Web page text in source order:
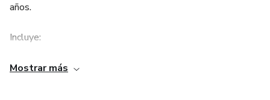
años.
Incluye:
✔ Diapositivas editables en PowerPoint (para personalizar
Mostrar más